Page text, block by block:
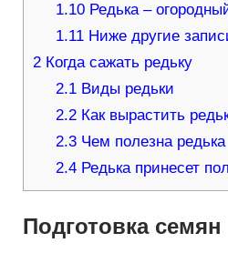
1.10 Редька –
1.11 Ниже другие
2Когда сажать редьку
2.1 Виды редьки
2.2 Как вырастить
2.3 Чем полезна редька
2.4 Редька принесет
Подготовка семян